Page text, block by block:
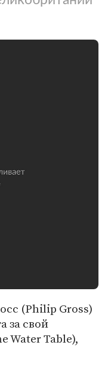
(Philip Gross)
за свой
Water Table),